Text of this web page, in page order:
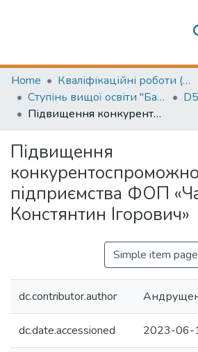
Communities & Collections
All of Repository
Home
Кваліфікаційні роботи (Graduation projects)
Ступінь вищої освіти "Бакалавр" (Higher education degree Bachelor's)
Підвищення конкурентоспроможності послуг підприємства ФОП «Чабан Констянтин Ігорович»
Підвищення
підприємства ФОП
Констянтин Ігорович»
Simple item page
dc.contributor.author
dc.date.accessioned 2023-06-